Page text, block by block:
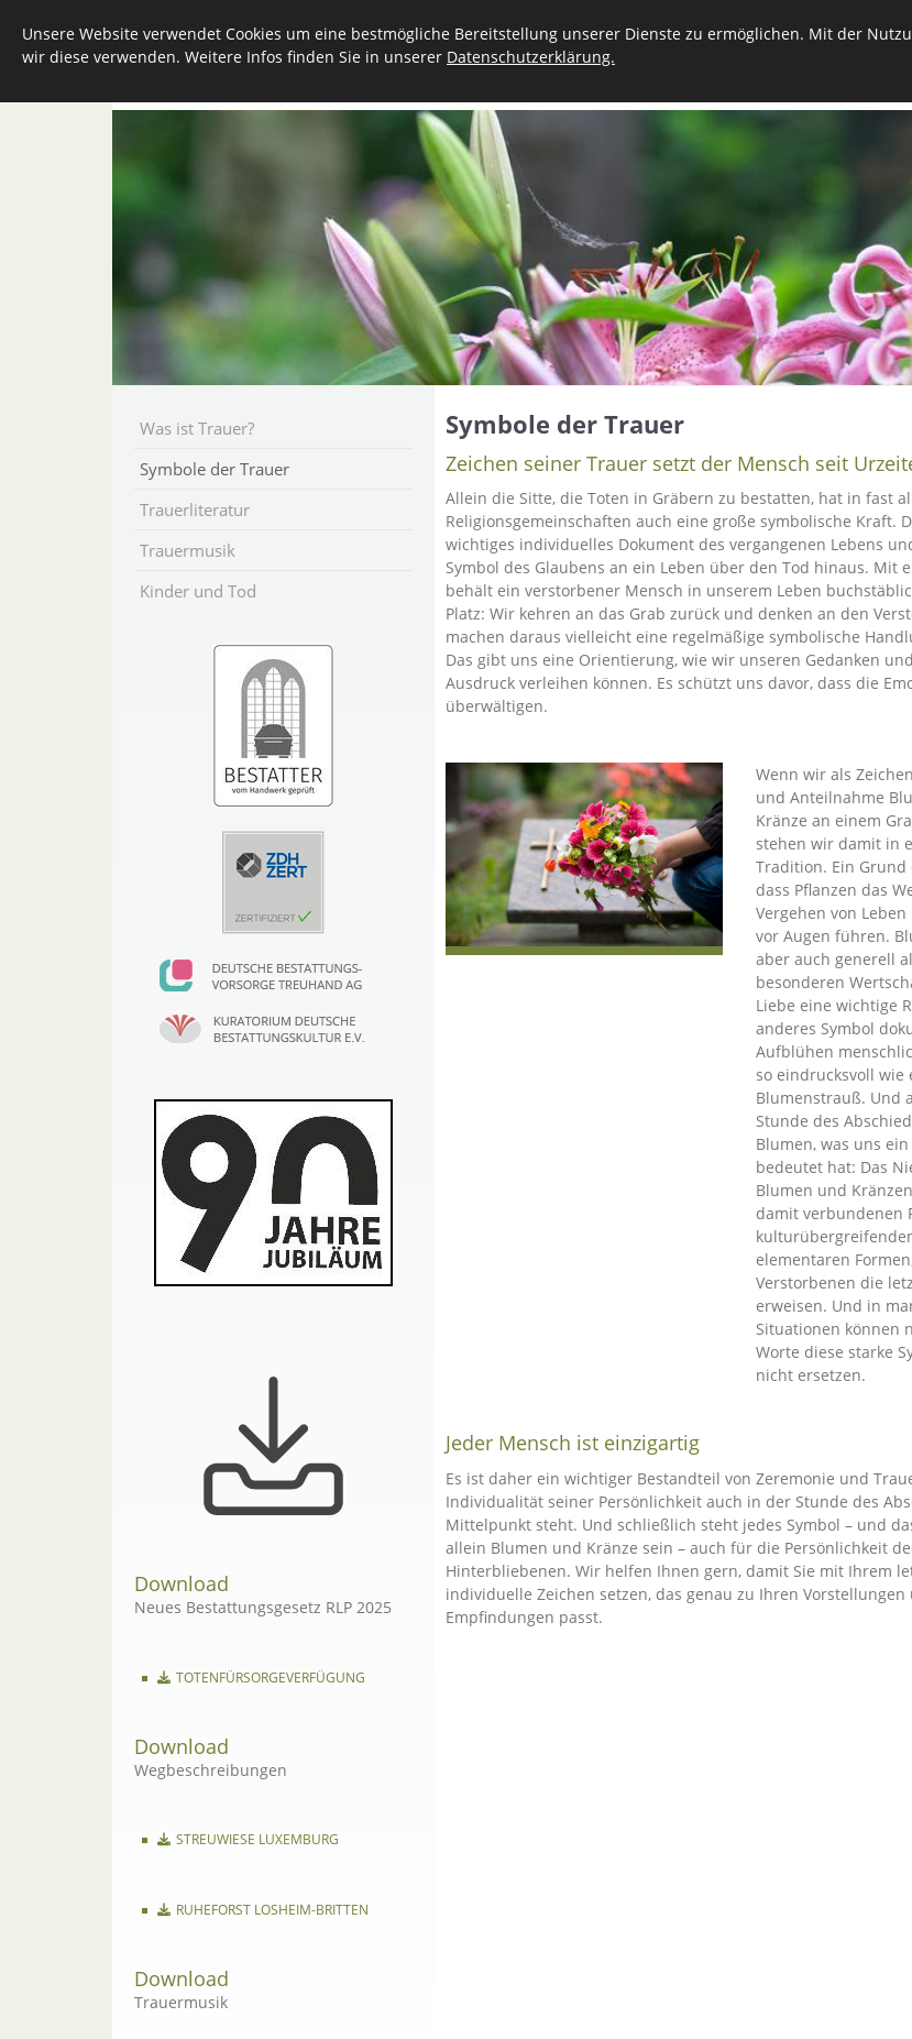
LEISTUNGEN VORSORGE STERBEFALL
Symbole der Trauer
Zeichen seiner Trauer setzt der Mensch seit
Allein die Sitte, die Toten in Gräbern zu bestatten, hat in fast
Religionsgemeinschaften auch eine große symbolische Kraft.
wichtiges individuelles Dokument des vergangenen Lebens
Symbol des Glaubens an ein Leben über den Tod hinaus. Mit
behält ein verstorbener Mensch in unserem Leben
Platz: Wir kehren an das Grab zurück und denken an den
machen daraus vielleicht eine regelmäßige symbolische
Das gibt uns eine Orientierung, wie wir unseren Gedanken
Ausdruck verleihen können. Es schützt uns davor, dass die
überwältigen.
Wenn wir als
und Anteilnahme
Kränze an einem
stehen wir damit in
Tradition. Ein
dass Pflanzen das
Vergehen von
vor Augen führen.
aber auch generell
besonderen
Liebe eine wichtige
anderes Symbol
Aufblühen
so eindrucksvoll wie
Blumenstrauß. Und
Stunde des
Blumen, was uns
bedeutet hat: Das
Blumen und
damit verbundenen
elementaren
Verstorbenen die
erweisen. Und in
Situationen können
Worte diese starke
nicht ersetzen.
Jeder Mensch ist einzigartig
Es ist daher ein wichtiger Bestandteil von Zeremonie und
Individualität seiner Persönlichkeit auch in der Stunde des
Mittelpunkt steht. Und schließlich steht jedes Symbol – und
allein Blumen und Kränze sein – auch für die Persönlichkeit
Hinterbliebenen. Wir helfen Ihnen gern, damit Sie mit Ihrem
individuelle Zeichen setzen, das genau zu Ihren Vorstellungen
Empfindungen passt.
Was ist Trauer?
Symbole der Trauer
Trauerliteratur
Trauermusik
Kinder und Tod
Download
Neues Bestattungsgesetz RLP 2025
TOTENFÜRSORGEVERFÜGUNG
Download
Wegbeschreibungen
STREUWIESE LUXEMBURG
RUHEFORST LOSHEIM-BRITTEN
Download
Trauermusik
Unsere Website verwendet Cookies um eine bestmögliche Bereitstellung unserer Dienste zu ermöglichen. Mit der
wir diese verwenden. Weitere Infos finden Sie in unserer Datenschutzerklärung.